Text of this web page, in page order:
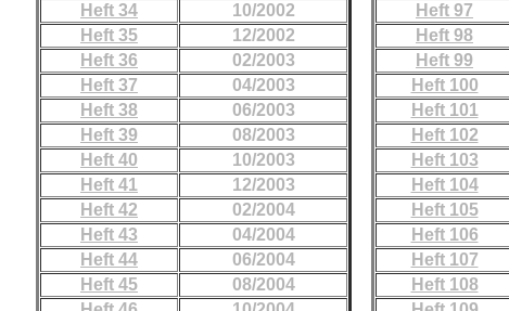
Heft 34
10/2002
Heft 35
12/2002
Heft 36
02/2003
Heft 37
04/2003
Heft 38
06/2003
Heft 39
08/2003
Heft 40
10/2003
Heft 41
12/2003
Heft 42
02/2004
Heft 43
04/2004
Heft 44
06/2004
Heft 45
08/2004
Heft 97
Heft 98
Heft 99
Heft 100
Heft 101
Heft 102
Heft 103
Heft 104
Heft 105
Heft 106
Heft 107
Heft 108